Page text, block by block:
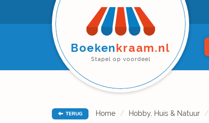
Boekenkraam.nl
Stapel op voordeel
TERUG Home Hobby, Huis & Natuur